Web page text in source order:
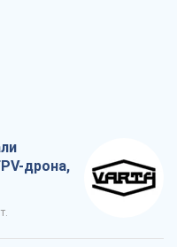
дрона,